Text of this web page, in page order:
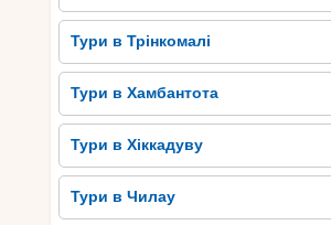
Тури в Трінкомалі
Тури в Хамбантота
Тури в Хіккадуву
Тури в Чилау